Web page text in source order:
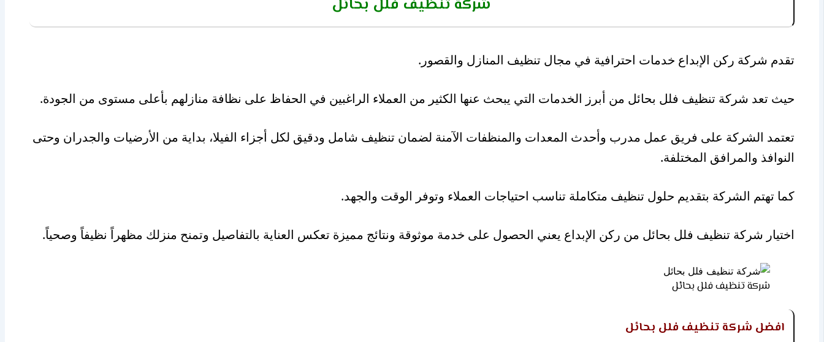
شركة تنظيف فلل بحائل
تقدم شركة ركن الإبداع خدمات احترافية في مجال تنظيف المنازل والقصور.
حيث تعد شركة تنظيف فلل بحائل من أبرز الخدمات التي يبحث عنها الكثير من العملاء الراغبين في الحفاظ على نظافة منازلهم بأعلى مستوى من الجودة.
تعتمد الشركة على فريق عمل مدرب وأحدث المعدات والمنظفات الآمنة لضمان تنظيف شامل ودقيق لكل أجزاء الفيلا، بداية من الأرضيات والجدران وحتى
النوافذ والمرافق المختلفة.
كما تهتم الشركة بتقديم حلول تنظيف متكاملة تناسب احتياجات العملاء وتوفر الوقت والجهد.
اختيار شركة تنظيف فلل بحائل من ركن الإبداع يعني الحصول على خدمة موثوقة ونتائج مميزة تعكس العناية بالتفاصيل وتمنح منزلك مظهراً نظيفاً وصحياً.
شركة تنظيف فلل بحائل
افضل شركة تنظيف فلل بحائل